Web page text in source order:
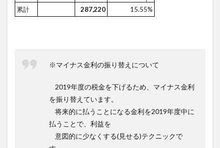
累計
287,220 15.55%
※マイナス金利の振り替えについて
2019年度の税金を下げるため、マイナス金利
を振り替えています。
将来的に払うことになる金利を2019年度中に
払うことで、利益を
意図的に少なくする(見せる)テクニックで